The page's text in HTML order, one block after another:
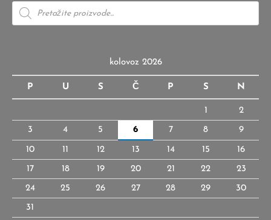
Products
search
kolovoz 2026
P U S Č P S N
1 2
3 4 5 6 7 8 9
10 11 12 13 14 15 16
17 18 19 20 21 22 23
24 25 26 27 28 29 30
31